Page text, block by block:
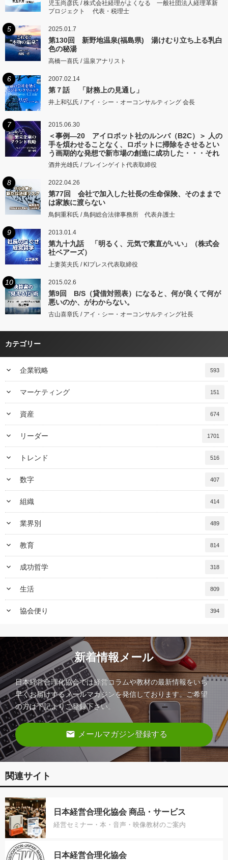
児玉尚彦氏 / 株式会社経理がよくなる 一般社団法人経理革新
プロジェクト 代表・税理士
5 2025.01.7
第130回 新野地温泉(福島県) 湯けむり立ち上る乳白
色の秘湯
高橋一喜氏 / 温泉アナリスト
6 2007.02.14
第７話 「財務上の見通し」
井上和弘氏 / アイ・シー・オーコンサルティング 会長
7 2015.06.30
＜事例―20 アイロボット社のルンバ（B2C）＞ 人の
手を煩わせることなく、ロボットに掃除をさせるとい
う画期的な発想で新市場の創造に成功した・・・それ
がアイロボット社のルンバだ
酒井光雄氏 / ブレインゲイト代表取締役
8 2022.04.26
第77回 会社で加入した社長の生命保険、そのままで
は家族に渡らない
鳥飼重和氏 / 鳥飼総合法律事務所 代表弁護士
9 2013.01.4
第九十九話 「明るく、元気で素直がいい」（株式会
社ベアーズ）
上妻英夫氏 / KIプレス代表取締役
10 2015.02.6
第9回 B/S（貸借対照表）になると、何が良くて何が
悪いのか、がわからない。
古山喜章氏 / アイ・シー・オーコンサルティング社長
カテゴリー
keyboard_arrow_down 企業戦略 593
keyboard_arrow_down マーケティング 151
keyboard_arrow_down 資産 674
keyboard_arrow_down リーダー 1701
keyboard_arrow_down トレンド 516
keyboard_arrow_down 数字 407
keyboard_arrow_down 組織 414
keyboard_arrow_down 業界別 489
keyboard_arrow_down 教育 814
keyboard_arrow_down 成功哲学 318
keyboard_arrow_down 生活 809
keyboard_arrow_down 協会便り 394
新着情報メール
日本経営合理化協会では経営コラムや教材の最新情報をいち
早くお届けするメールマガジンを発信しております。ご希望
の方は下記よりご登録下さい。
email メールマガジン登録する
関連サイト
日本経営合理化協会 商品・サービス
経営セミナー・本・音声・映像教材のご案内
日本経営合理化協会